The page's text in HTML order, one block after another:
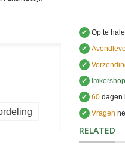
✔ Op te
✔
✔
✔
✔ 60dagen
✔ Vragen
RELATED